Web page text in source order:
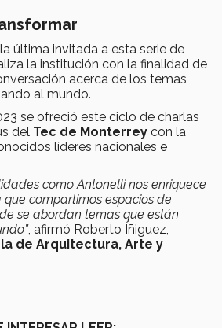
última invitada a esta serie de
la institución con la finalidad de
acerca de los temas
al mundo.
se ofreció este ciclo de charlas
del Tec de Monterrey con la
líderes nacionales e
como Antonelli nos enriquece
compartimos espacios de
se abordan temas que están
, afirmó Roberto Íñiguez,
de Arquitectura, Arte y